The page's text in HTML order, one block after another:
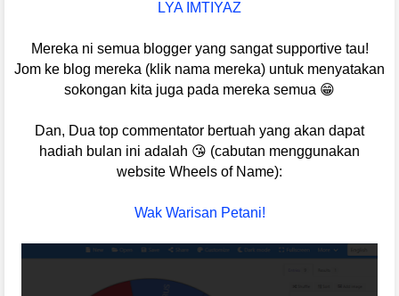
LYA IMTIYAZ
Mereka ni semua blogger yang sangat supportive tau!
Jom ke blog mereka (klik nama mereka) untuk menyatakan
sokongan kita juga pada mereka semua 😁
Dan, Dua top commentator bertuah yang akan dapat
hadiah bulan ini adalah 😘 (cabutan menggunakan
website Wheels of Name):
Wak Warisan Petani!